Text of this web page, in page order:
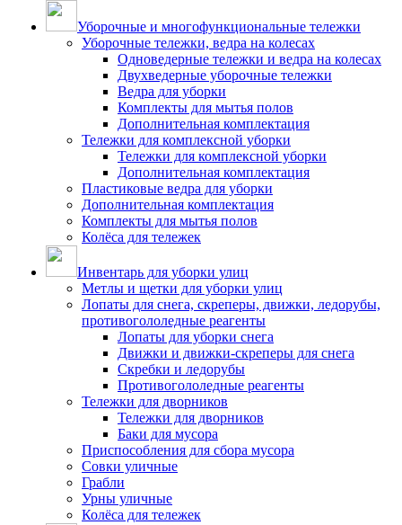
Уборочные и многофункциональные тележки
Уборочные тележки, ведра на колесах
Одноведерные тележки и ведра на колесах
Двухведерные уборочные тележки
Ведра для уборки
Комплекты для мытья полов
Дополнительная комплектация
Тележки для комплексной уборки
Тележки для комплексной уборки
Дополнительная комплектация
Пластиковые ведра для уборки
Дополнительная комплектация
Комплекты для мытья полов
Колёса для тележек
Инвентарь для уборки улиц
Метлы и щетки для уборки улиц
Лопаты для снега, скреперы, движки, ледорубы,
противогололедные реагенты
Лопаты для уборки снега
Движки и движки-скреперы для снега
Скребки и ледорубы
Противогололедные реагенты
Тележки для дворников
Тележки для дворников
Баки для мусора
Приспособления для сбора мусора
Совки уличные
Грабли
Урны уличные
Колёса для тележек